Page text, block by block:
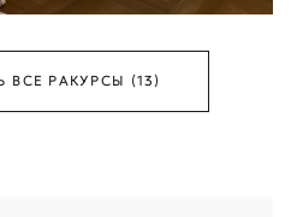
ВСЕ РАКУРСЫ (13)